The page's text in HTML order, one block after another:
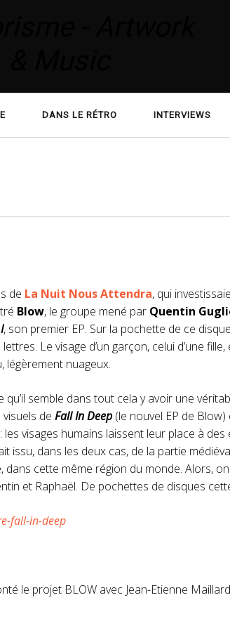
DANS LE RÉTRO INTERVIEWS
de La Nuit Nous Attendra, qui
Blow, le groupe mené par Quentin
I, son premier EP. Sur la pochette de ce
Le visage d’un garçon, celui d’une fille,
légèrement nuageux.
semble dans tout cela y avoir une
de Fall In Deep (le nouvel EP de Blow)
visages humains laissent leur place à des
issu, dans les deux cas, de la partie
cette même région du monde. Alors,
et Raphaël. De pochettes de disques
le projet BLOW avec Jean-Etienne